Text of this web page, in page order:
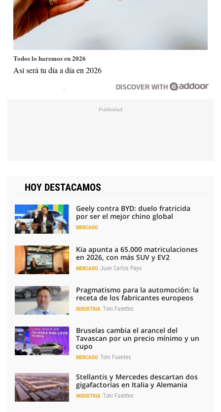
Todos lo haremos en 2026
Así será tu día a día en 2026
DISCOVER WITH
HOY DESTACAMOS
Geely contra BYD: duelo fratricida
por ser el mejor chino global
MERCADO
Kia apunta a 65.000 matriculaciones
en 2026, con más SUV y EV2
MERCADO Juan Carlos Payo
Pragmatismo para la automoción: la
receta de los fabricantes europeos
INDUSTRIA Toni Fuentes
Bruselas cambia el arancel del
Tavascan por un precio mínimo y un
cupo
MERCADO Toni Fuentes
Stellantis y Mercedes descartan dos
gigafactorías en Italia y Alemania
INDUSTRIA Toni Fuentes